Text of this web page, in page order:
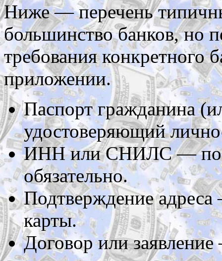
Ниже — перечень
большинство банков, но
требования конкретного
приложении.
Паспорт гражданина
удостоверяющий
ИНН или СНИЛС — по
обязательно.
Подтверждение адреса
карты.
Договор или